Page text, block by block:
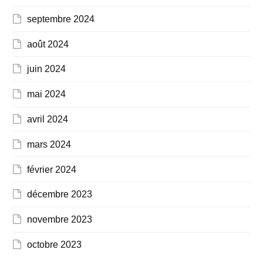
septembre 2024
août 2024
juin 2024
mai 2024
avril 2024
mars 2024
février 2024
décembre 2023
novembre 2023
octobre 2023